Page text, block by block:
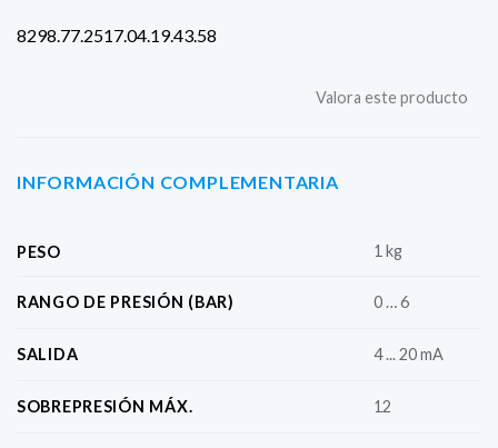
8298.77.2517.04.19.43.58
Valora este producto
INFORMACIÓN COMPLEMENTARIA
PESO 1 kg
RANGO DE PRESIÓN (BAR) 0 … 6
SALIDA 4 ... 20 mA
SOBREPRESIÓN MÁX. 12